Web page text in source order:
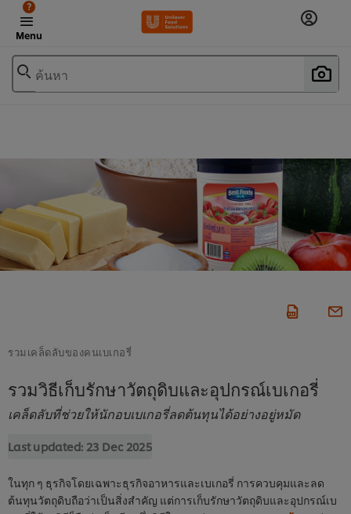
Menu
?
ค้นหา
รวมเคล็ดลับของคนเบเกอรี่
รวมวิธีเก็บรักษาวัตถุดิบและอุปกรณ์เบเกอรี่
เคล็ดลับที่ช่วยให้นักอบเบเกอรี่ลดต้นทุนได้อย่างอยู่หมัด
Last updated: 23 Dec 2025
ในทุก ๆ ธุรกิจโดยเฉพาะธุรกิจอาหารและเบเกอรี่ การควบคุมและลด
ต้นทุนวัตถุดิบถือว่าเป็นสิ่งสำคัญ แต่การเก็บรักษาวัตถุดิบและอุปกรณ์เบ